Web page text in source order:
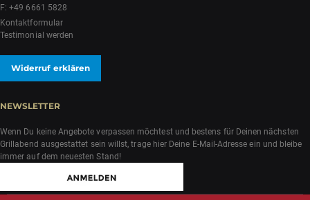
F: +49 6661 5828
Kontaktformular
Testimonial werden
Widerruf erklären
NEWSLETTER
Wenn Du keine Angebote verpassen möchtest und bestens für Deinen nächsten
Grillabend ausgestattet sein willst, trage hier Deine E-Mail-Adresse ein und bleibe
immer auf dem neuesten Stand!